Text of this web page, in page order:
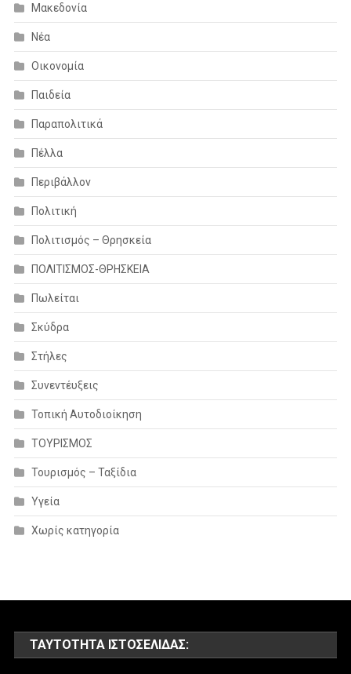
Μακεδονία
Νέα
Οικονομία
Παιδεία
Παραπολιτικά
Πέλλα
Περιβάλλον
Πολιτική
Πολιτισμός – Θρησκεία
ΠΟΛΙΤΙΣΜΟΣ-ΘΡΗΣΚΕΙΑ
Πωλείται
Σκύδρα
Στήλες
Συνεντέυξεις
Τοπική Αυτοδιοίκηση
ΤΟΥΡΙΣΜΟΣ
Τουρισμός – Ταξίδια
Υγεία
Χωρίς κατηγορία
ΤΑΥΤΌΤΗΤΑ ΙΣΤΟΣΕΛΊΔΑΣ: